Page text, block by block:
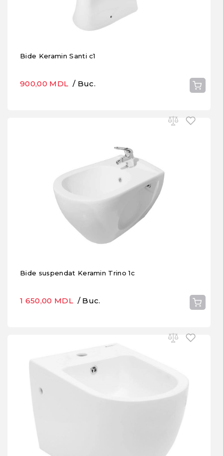
Bide Keramin Santi c1
900,00 MDL / Buc.
Bide suspendat Keramin Trino 1c
1 650,00 MDL / Buc.